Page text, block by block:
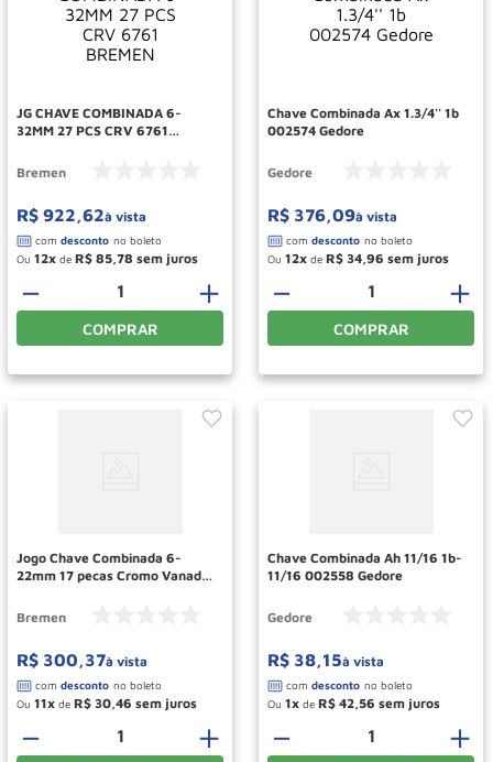
JG CHAVE COMBINADA 6-
32MM 27 PCS CRV 6761
Bremen
R$ 922,62à vista
Ou 12 de R$ 85 78
＋
－
COMPRAR
Chave Combinada Ax 1.3/4'' 1b
002574 Gedore
Gedore
R$ 376,09à vista
Ou 12 de R$ 34 96
＋
－
COMPRAR
Jogo Chave Combinada 6-
22mm 17 pecas Cromo Vanadio
Bremen
R$ 300,37à vista
Ou 11 de R$ 30 46
＋
－
Chave Combinada Ah 11/16 1b-
11/16 002558 Gedore
Gedore
R$ 38,15à vista
Ou 1 de R$ 42 56
＋
－